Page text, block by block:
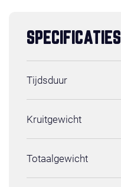
SPECIFICATIES
Tijdsduur
Kruitgewicht
Totaalgewicht